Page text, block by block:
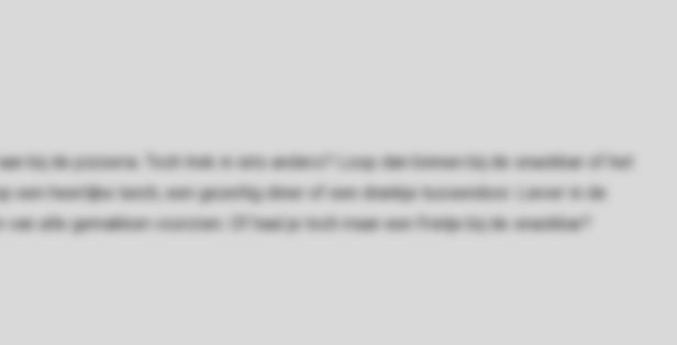
bij de pizzeria. Toch trek in iets anders? Loop dan binnen bij de snackbar of het
een heerlijke lunch, een gezellig diner of een drankje tussendoor. Liever in de
alle gemakken voorzien. Of haal je toch maar een frietje bij de snackbar?